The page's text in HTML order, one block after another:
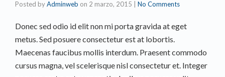
Posted byAdminweb on 2 marzo, 2015 No Comments
Donec sed odio id elit non mi porta gravida at eget
metus. Sed posuere consectetur est at lobortis.
Maecenas faucibus mollis interdum. Praesent commodo
cursus magna, vel scelerisque nisl consectetur et. Integer